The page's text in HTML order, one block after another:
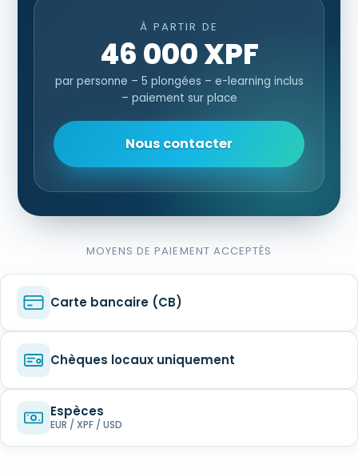
À PARTIR DE
46 000 XPF
par personne – 5 plongées – e-learning inclus
– paiement sur place
Nous contacter
MOYENS DE PAIEMENT ACCEPTÉS
Carte bancaire (CB)
Chèques locaux uniquement
Espèces
EUR / XPF / USD